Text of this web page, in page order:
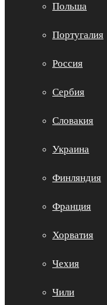
Польша
Португалия
Россия
Сербия
Словакия
Украина
Финляндия
Франция
Хорватия
Чехия
Чили